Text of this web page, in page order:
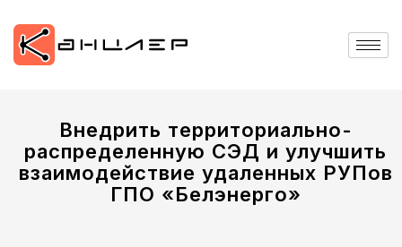
Внедрить территориально-
распределенную СЭД и улучшить
взаимодействие удаленных РУПов
ГПО «Белэнерго»